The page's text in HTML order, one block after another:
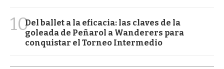
10Del ballet a la eficacia: las claves de la
goleada de Peñarol a Wanderers para
conquistar el Torneo Intermedio